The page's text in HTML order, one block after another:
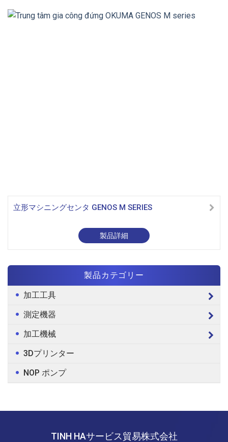
立形マシニングセンタ GENOS M SERIES
製品詳細
製品カテゴリー
加工工具
測定機器
加工機械
3Dプリンター
NOP ポンプ
TINH HAサービス貿易株式会社